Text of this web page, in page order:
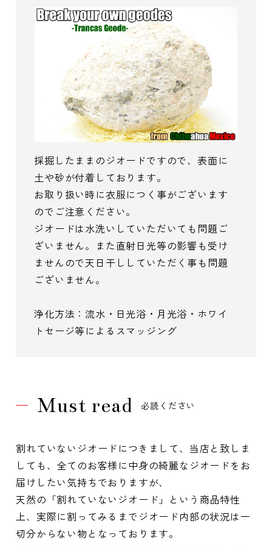
採掘したままのジオードですので、表面に
土や砂が付着しております。
お取り扱い時に衣服につく事がございます
のでご注意ください。
ジオードは水洗いしていただいても問題ご
ざいません。また直射日光等の影響も受け
ませんので天日干ししていただく事も問題
ございません。
浄化方法：流水・日光浴・月光浴・ホワイ
トセージ等によるスマッジング
Must read 必読ください
割れていないジオードにつきまして、当店と致しま
しても、全てのお客様に中身の綺麗なジオードをお
届けしたい気持ちでおりますが、
天然の「割れていないジオード」という商品特性
上、実際に割ってみるまでジオード内部の状況は一
切分からない物となっております。